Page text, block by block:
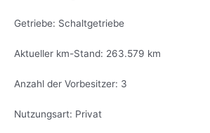
Getriebe: Schaltgetriebe
Aktueller km-Stand: 263.579 km
Anzahl der Vorbesitzer: 3
Nutzungsart: Privat